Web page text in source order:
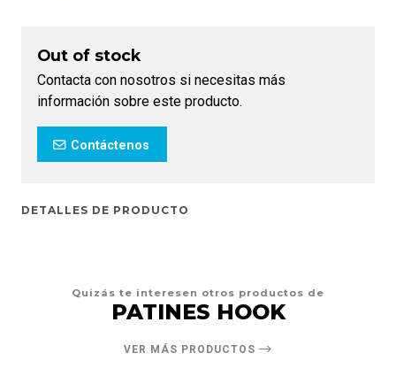
Out of stock
Contacta con nosotros si necesitas más
información sobre este producto.
Contáctenos
DETALLES DE PRODUCTO
Quizás te interesen otros productos de
PATINES HOOK
VER MÁS PRODUCTOS